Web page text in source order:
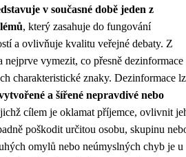
v současné době jeden z
, který zasahuje do fungování
a ovlivňuje kvalitu veřejné debaty. Z
nejprve vymezit, co přesně dezinformace
charakteristické znaky. Dezinformace
a šířené nepravdivé nebo
cílem je oklamat příjemce, ovlivnit
poškodit určitou osobu, skupinu
omylů nebo neúmyslných chyb je u